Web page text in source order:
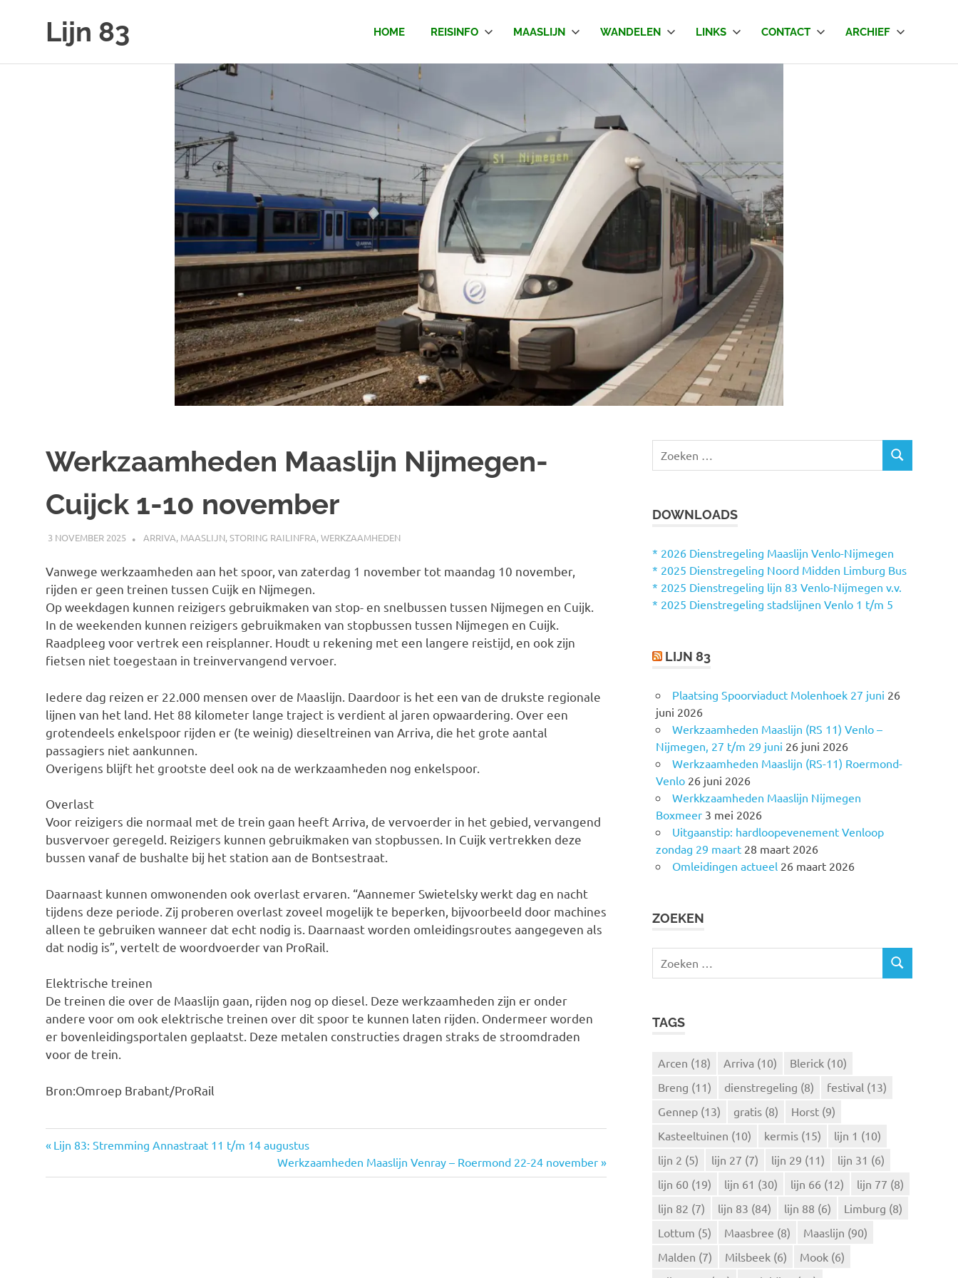
inhoud
Lijn 83 HOME REISINFO MAASLIJN WANDELEN LINKS CONTACT ARCHIEF
Werkzaamheden Maaslijn Nijmegen-
Cuijck 1-10 november
3 NOVEMBER 2025 SPOORZOEKER
ARRIVA, MAASLIJN,STORING RAILINFRA,WERKZAAMHEDEN
Vanwege werkzaamheden aan het spoor, van zaterdag 1 november tot maandag 10 november,
rijden er geen treinen tussen Cuijk en Nijmegen.
Op weekdagen kunnen reizigers gebruikmaken van stop- en snelbussen tussen Nijmegen en Cuijk.
In de weekenden kunnen reizigers gebruikmaken van stopbussen tussen Nijmegen en Cuijk.
Raadpleeg voor vertrek een reisplanner. Houdt u rekening met een langere reistijd, en ook zijn
fietsen niet toegestaan in treinvervangend vervoer.
Iedere dag reizen er 22.000 mensen over de Maaslijn. Daardoor is het een van de drukste regionale
lijnen van het land. Het 88 kilometer lange traject is verdient al jaren opwaardering. Over een
grotendeels enkelspoor rijden er (te weinig) dieseltreinen van Arriva, die het grote aantal
passagiers niet aankunnen.
Overigens blijft het grootste deel ook na de werkzaamheden nog enkelspoor.
Overlast
Voor reizigers die normaal met de trein gaan heeft Arriva, de vervoerder in het gebied, vervangend
busvervoer geregeld. Reizigers kunnen gebruikmaken van stopbussen. In Cuijk vertrekken deze
bussen vanaf de bushalte bij het station aan de Bontsestraat.
Daarnaast kunnen omwonenden ook overlast ervaren. “Aannemer Swietelsky werkt dag en nacht
tijdens deze periode. Zij proberen overlast zoveel mogelijk te beperken, bijvoorbeeld door machines
alleen te gebruiken wanneer dat echt nodig is. Daarnaast worden omleidingsroutes aangegeven als
dat nodig is”, vertelt de woordvoerder van ProRail.
Elektrische treinen
De treinen die over de Maaslijn gaan, rijden nog op diesel. Deze werkzaamheden zijn er onder
andere voor om ook elektrische treinen over dit spoor te kunnen laten rijden. Ondermeer worden
er bovenleidingsportalen geplaatst. Deze metalen constructies dragen straks de stroomdraden
voor de trein.
Bron:Omroep Brabant/ProRail
Vorige
Lijn 83: Stremming Annastraat 11 t/m 14 augustus
Volgende
bericht:
Werkzaamheden Maaslijn Venray – Roermond 22-24 november
e
n
a
a
r
Z
DOWNLOADS
* 2026 Dienstregeling Maaslijn Venlo-Nijmegen
* 2025 Dienstregeling Noord Midden Limburg Bus
* 2025 Dienstregeling lijn 83 Venlo-Nijmegen v.v.
* 2025 Dienstregeling stadslijnen Venlo 1 t/m 5
LIJN 83
Plaatsing Spoorviaduct Molenhoek 27 juni 26
juni 2026
Werkzaamheden Maaslijn (RS 11) Venlo –
Nijmegen, 27 t/m 29 juni 26 juni 2026
Werkzaamheden Maaslijn (RS-11) Roermond-
Venlo 26 juni 2026
Werkkzaamheden Maaslijn Nijmegen
Boxmeer 3 mei 2026
Uitgaanstip: hardloopevenement Venloop
zondag 29 maart 28 maart 2026
Omleidingen actueel 26 maart 2026
ZOEKEN
e
Z
TAGS
Arcen (18) Arriva (10) Blerick (10)
Breng (11) dienstregeling (8) festival (13)
Gennep (13) gratis (8) Horst (9)
Kasteeltuinen (10) kermis (15) lijn 1 (10)
lijn 2 (5) lijn 27 (7) lijn 29 (11) lijn 31 (6)
lijn 60 (19) lijn 61 (30) lijn 66 (12) lijn 77 (8)
lijn 82 (7) lijn 83 (84) lijn 88 (6) Limburg (8)
Lottum (5) Maasbree (8) Maaslijn (90)
Malden (7) Milsbeek (6) Mook (6)